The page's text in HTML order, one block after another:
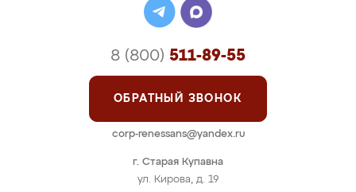
г. Старая Купавна
ул. Кирова, д. 19
8 (800) 511-89-55
ОБРАТНЫЙ ЗВОНОК
corp-renessans@yandex.ru